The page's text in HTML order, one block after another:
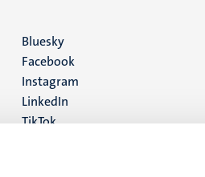
Social
media
Bluesky
Facebook
Instagram
LinkedIn
TikTok